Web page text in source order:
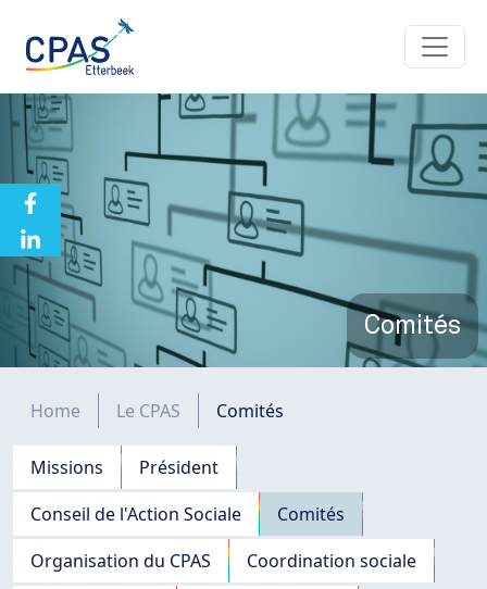
Comités
Fil d'Ariane
Home Le CPAS Comités
Navigation principale
Missions
Président
Conseil de l'Action Sociale
Comités
Organisation du CPAS
Coordination sociale